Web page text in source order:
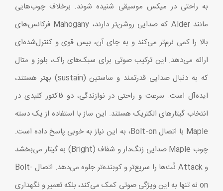
به راحتی در میکس موسیقی شنیده شوند. برخلاف چوب‌هایی
مانند Alder که صدایی روشن‌تر دارند، Mahogany فرکانس‌های
بالا را کمی نرم‌تر می‌کند و به جای آن، بیس قوی و کنترل‌شده‌ای
ارائه می‌دهد. این ترکیب صوتی برای سبک‌های راک، بلوز و متال
که به دنبال صدایی قدرتمند و ساستین (sustain) بهتر هستند،
ایده‌آل است. سرعت و راحتی در نوازندگی، دو فاکتور کلیدی در
انتخاب گیتارهای الکتریک هستند. این ساز با استفاده از یک دسته
Maple با اتصال Bolt-on، به این نیاز به خوبی پاسخ داده است.
چوب Maple صدایی زنگ‌دار و شفاف (Bright) به گیتار می‌بخشد
و Attack نُت‌ها را سریع‌تر و کوبنده‌تر جلوه می‌دهد. اتصال Bolt-
on نه تنها به این ویژگی صوتی کمک می‌کند، بلکه تعمیر و نگهداری